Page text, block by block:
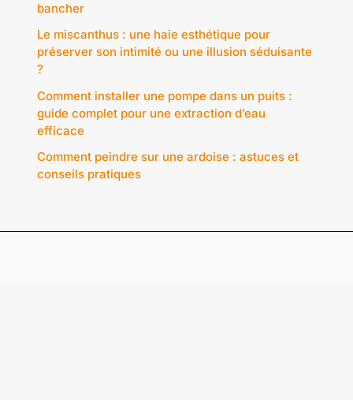
bancher
Le miscanthus : une haie esthétique pour
préserver son intimité ou une illusion séduisante
?
Comment installer une pompe dans un puits :
guide complet pour une extraction d’eau
efficace
Comment peindre sur une ardoise : astuces et
conseils pratiques